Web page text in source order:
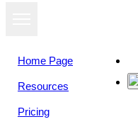
Home Page
Resources
Pricing
View as
slideshow